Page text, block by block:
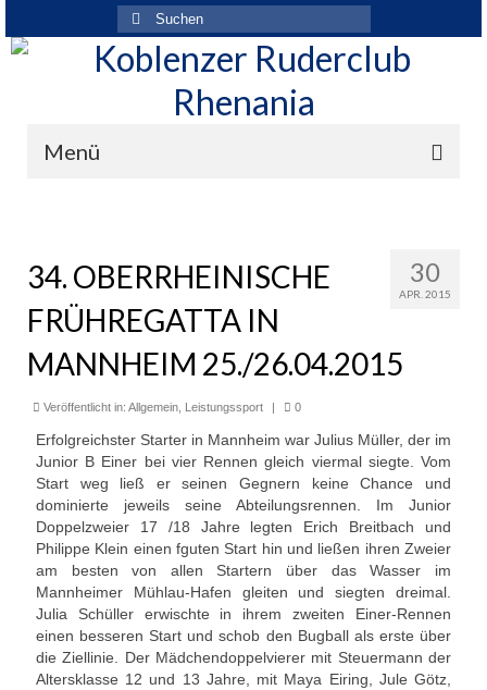
Suchen
nach:
Menü
Historie
Vereinskleidung
Unser Angebot
Leistungssport
Masters Rudern
Drachenboot
30
APR. 2015
34. OBERRHEINISCHE
FRÜHREGATTA IN
MANNHEIM 25./26.04.2015
Veröffentlicht in: Allgemein Leistungssport | 0
Erfolgreichster Starter in Mannheim war Julius Müller, der im
Junior B Einer bei vier Rennen gleich viermal siegte. Vom
Start weg ließ er seinen Gegnern keine Chance und
dominierte jeweils seine Abteilungsrennen. Im Junior
Doppelzweier 17 /18 Jahre legten Erich Breitbach und
Philippe Klein einen fguten Start hin und ließen ihren Zweier
am besten von allen Startern über das Wasser im
Mannheimer Mühlau-Hafen gleiten und siegten dreimal.
Julia Schüller erwischte in ihrem zweiten Einer-Rennen
einen besseren Start und schob den Bugball als erste über
die Ziellinie. Der Mädchendoppelvierer mit Steuermann der
Altersklasse 12 und 13 Jahre, mit Maya Eiring, Jule Götz,